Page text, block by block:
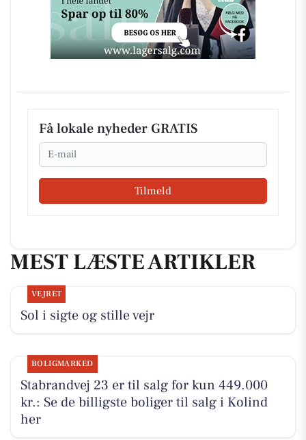
Få lokale nyheder GRATIS
Email
Tilmeld
MEST LÆSTE ARTIKLER
VEJRET
Sol i sigte og stille vejr
BOLIGMARKED
Stabrandvej 23 er til salg for kun 449.000
kr.: Se de billigste boliger til salg i Kolind
her